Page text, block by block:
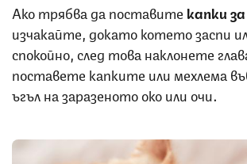
Ако трябва да поставите капки
изчакайте, докато котето заспи
спокойно, след това наклонете
поставете капките или мехлема
ъгъл на заразеното око или очи.